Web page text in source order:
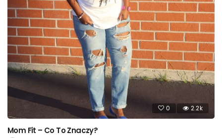
0 2.2k
Mom Fit – Co To Znaczy?